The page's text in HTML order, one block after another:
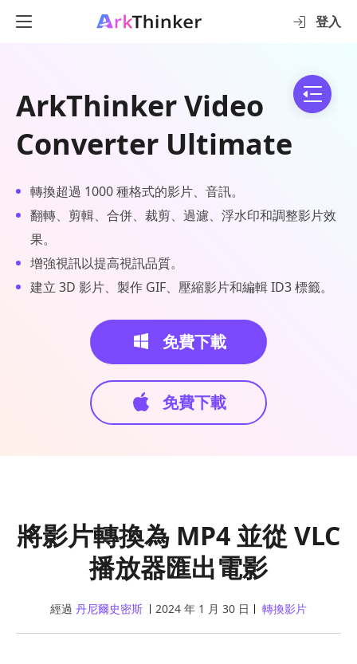
登入
ArkThinker Video
Converter Ultimate
轉換超過 1000 種格式的影片、音訊。
翻轉、剪輯、合併、裁剪、過濾、浮水印和調整影片效
果。
增強視訊以提高視訊品質。
建立 3D 影片、製作 GIF、壓縮影片和編輯 ID3 標籤。
免費下載
免費下載
將影片轉換為 MP4 並從 VLC
播放器匯出電影
經過 丹尼爾史密斯 2024 年 1 月 30 日 轉換影片